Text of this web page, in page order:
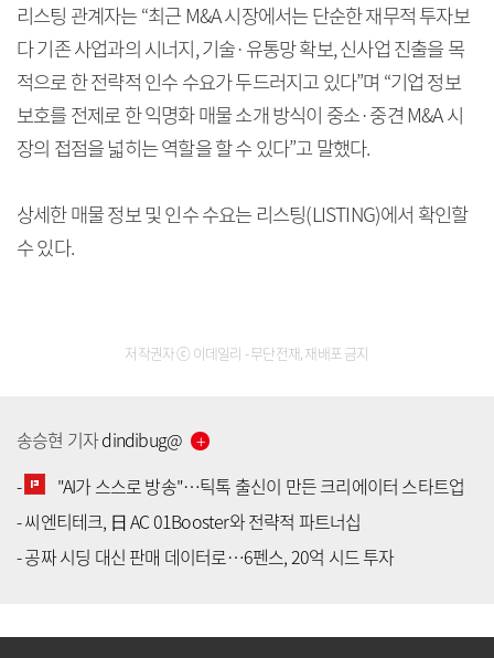
리스팅 관계자는 “최근 M&A 시장에서는 단순한 재무적 투자보
다 기존 사업과의 시너지, 기술·유통망 확보, 신사업 진출을 목
적으로 한 전략적 인수 수요가 두드러지고 있다”며 “기업 정보
보호를 전제로 한 익명화 매물 소개 방식이 중소·중견 M&A 시
장의 접점을 넓히는 역할을 할 수 있다”고 말했다.
상세한 매물 정보 및 인수 수요는 리스팅(LISTING)에서 확인할
수 있다.
저작권자 ⓒ 이데일리 - 무단전재, 재배포 금지
송승현 기자dindibug@
-
"AI가 스스로 방송"…틱톡 출신이 만든 크리에이터 스타트업
-씨엔티테크, 日 AC 01Booster와 전략적 파트너십
-공짜 시딩 대신 판매 데이터로…6펜스, 20억 시드 투자
[공지] 유료서비스 가입 안내